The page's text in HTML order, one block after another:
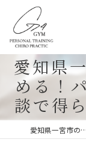
愛知県
める！
談で得
愛知県一宮市のパーソナルジムならG-4GYM